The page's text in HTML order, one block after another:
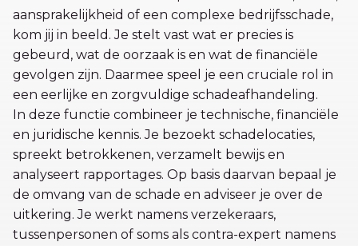
aansprakelijkheid of een complexe bedrijfsschade,
kom jij in beeld. Je stelt vast wat er precies is
gebeurd, wat de oorzaak is en wat de financiële
gevolgen zijn. Daarmee speel je een cruciale rol in
een eerlijke en zorgvuldige schadeafhandeling.
In deze functie combineer je technische, financiële
en juridische kennis. Je bezoekt schadelocaties,
spreekt betrokkenen, verzamelt bewijs en
analyseert rapportages. Op basis daarvan bepaal je
de omvang van de schade en adviseer je over de
uitkering. Je werkt namens verzekeraars,
tussenpersonen of soms als contra-expert namens